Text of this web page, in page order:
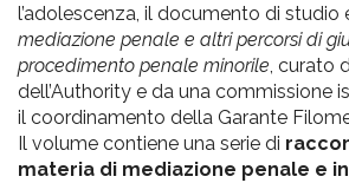
l’adolescenza, il documento di studio
mediazione penale e altri percorsi di
procedimento penale minorile, curato
dell’Authority e da una commissione
il coordinamento della Garante
Il volume contiene una serie di
materia di mediazione penale e